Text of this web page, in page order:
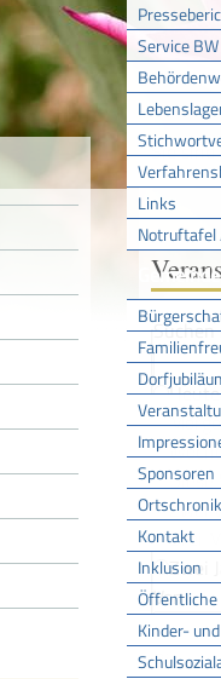
Service BW
Links
Notruftafel
Gemeinde
Sponsoren
Ortschronik
Kontakt
Inklusion
Kinder-
Sie
Suchen
Heute
Diese
Zwei
Drei
Zwei
Von
Bis